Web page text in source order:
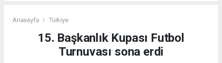
Anasayfa Türkiye
15. Başkanlık Kupası Futbol
Turnuvası sona erdi